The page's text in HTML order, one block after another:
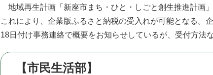
地域再生計画「新座市まち・ひと・しごと創生推進計画
これにより、企業版ふるさと納税の受入れが可能となる。
18日付け事務連絡で概要をお知らせしているが、受付方法
【市民生活部】